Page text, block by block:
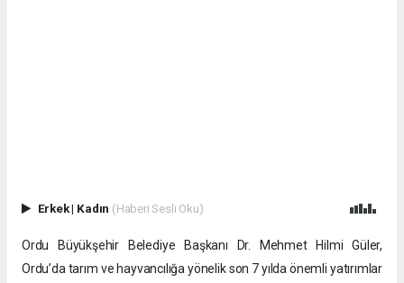
Erkek| Kadın (Haberi Sesli Oku)
Ordu Büyükşehir Belediye Başkanı Dr. Mehmet Hilmi Güler,
Ordu’da tarım ve hayvancılığa yönelik son 7 yılda önemli yatırımlar